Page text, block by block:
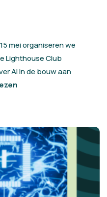
mei organiseren we
Lighthouse Club
AI in de bouw aan